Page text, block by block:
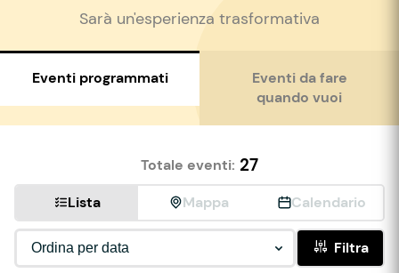
Sarà un'esperienza trasformativa
Eventi programmati
Eventi da fare
quando vuoi
Totale eventi: 27
Lista Mappa Calendario
Filtra